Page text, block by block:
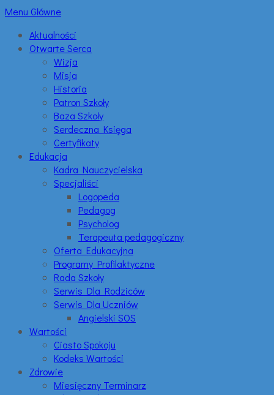
Menu Główne
Aktualności
Otwarte Serca
Wizja
Misja
Historia
Patron Szkoły
Baza Szkoły
Serdeczna Księga
Certyfikaty
Edukacja
Kadra Nauczycielska
Specjaliści
Logopeda
Pedagog
Psycholog
Terapeuta pedagogiczny
Oferta Edukacyjna
Programy Profilaktyczne
Rada Szkoły
Serwis Dla Rodziców
Serwis Dla Uczniów
Angielski SOS
Wartości
Ciasto Spokoju
Kodeks Wartości
Zdrowie
Miesięczny Terminarz